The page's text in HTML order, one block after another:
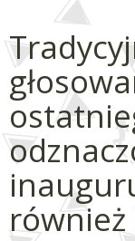
również